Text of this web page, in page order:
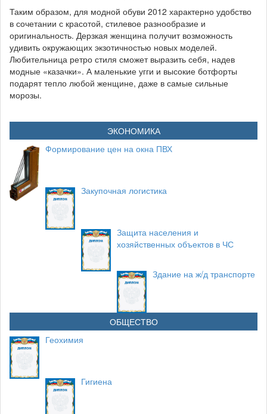
Таким образом, для модной обуви 2012 характерно удобство
в сочетании с красотой, стилевое разнообразие и
оригинальность. Дерзкая женщина получит возможность
удивить окружающих экзотичностью новых моделей.
Любительница ретро стиля сможет выразить себя, надев
модные «казачки». А маленькие угги и высокие ботфорты
подарят тепло любой женщине, даже в самые сильные
морозы.
ЭКОНОМИКА
Формирование цен на окна ПВХ
Закупочная логистика
Защита населения и
хозяйственных объектов в ЧС
Здание на ж/д транспорте
ОБЩЕСТВО
Геохимия
Гигиена